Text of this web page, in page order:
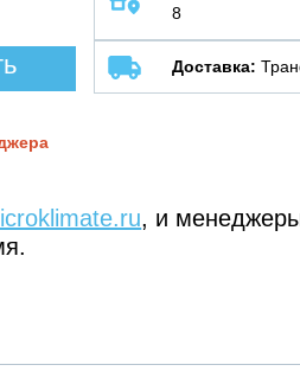
8
Доставка:
, и